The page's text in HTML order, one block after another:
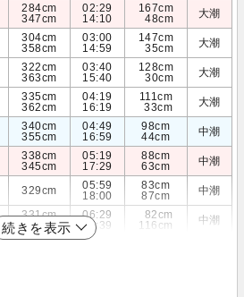
284cm
347cm
02:29
14:10
167cm
48cm
大潮
304cm
358cm
03:00
14:59
147cm
35cm
大潮
322cm
363cm
03:40
15:40
128cm
30cm
大潮
335cm
362cm
04:19
16:19
111cm
33cm
大潮
340cm
355cm
04:49
16:59
98cm
44cm
中潮
338cm
345cm
05:19
17:29
88cm
63cm
中潮
329cm
05:59
18:00
83cm
87cm
中潮
331cm
314cm
06:29
18:39
82cm
116cm
中潮
続きを表示